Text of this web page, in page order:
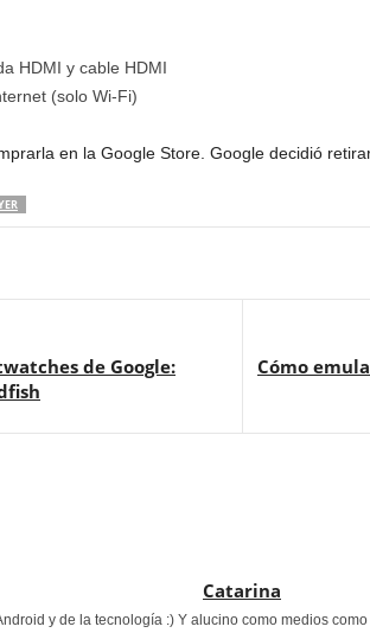
HDMI y cable HDMI
(solo Wi-Fi)
en la Google Store. Google decidió
de Google:
Cómo
Catarina
y de la tecnología :) Y alucino como medios